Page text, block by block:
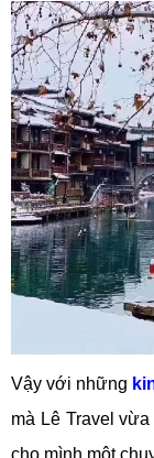
Vậy với những
mà Lê Travel
cho mình một